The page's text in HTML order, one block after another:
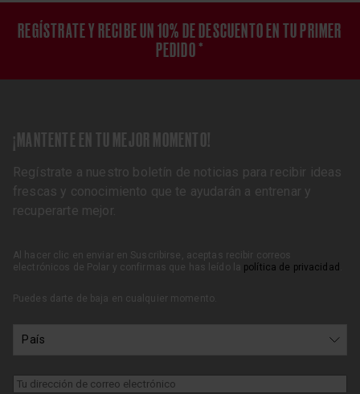
REGÍSTRATE Y RECIBE UN 10% DE DESCUENTO EN TU PRIMER
PEDIDO *
¡MANTENTE EN TU MEJOR MOMENTO!
Regístrate a nuestro boletín de noticias para recibir ideas
frescas y conocimiento que te ayudarán a entrenar y
recuperarte mejor.
Al hacer clic en enviar en Suscribirse, aceptas recibir correos
electrónicos de Polar y confirmas que has leído la política de privacidad
Puedes darte de baja en cualquier momento.